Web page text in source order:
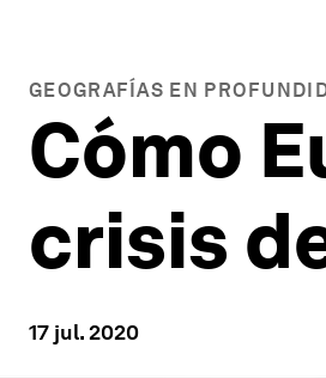
GEOGRAFÍAS EN
Cómo
crisis
17 jul. 2020